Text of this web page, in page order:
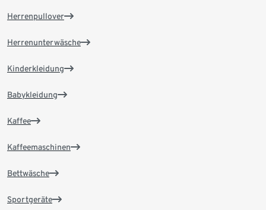
Herrenpullover
Herrenunterwäsche
Kinderkleidung
Babykleidung
Kaffee
Kaffeemaschinen
Bettwäsche
Sportgeräte